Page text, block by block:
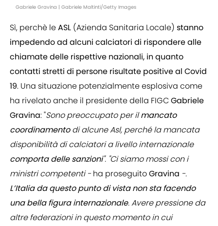
Gabriele Gravina | Gabriele Maltinti/Getty Images
Sì, perchè leASL (Azienda Sanitaria Locale) stanno
impedendo ad alcuni calciatori di rispondere alle
chiamate delle rispettive nazionali, in quanto
contatti stretti di persone risultate positive al Covid
19. Una situazione potenzialmente esplosiva come
ha rivelato anche il presidente della FIGCGabriele
Gravina: "Sono preoccupato per ilmancato
coordinamentodi alcune Asl, perché la mancata
disponibilità di calciatori a livello internazionale
comporta delle sanzioni". "Ci siamo mossi con i
ministri competenti -ha proseguitoGravina -.
L’Italia da questo punto di vista non sta facendo
una bella figura internazionale. Avere pressione da
altre federazioni in questo momento in cui